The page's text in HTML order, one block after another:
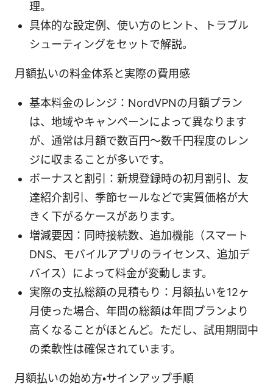
理。
具体的な設定例、使い方のヒント、トラブル
シューティングをセットで解説。
月額払いの料金体系と実際の費用感
基本料金のレンジ：NordVPNの月額プラン
は、地域やキャンペーンによって異なります
が、通常は月額で数百円〜数千円程度のレン
ジに収まることが多いです。
ボーナスと割引：新規登録時の初月割引、友
達紹介割引、季節セールなどで実質価格が大
きく下がるケースがあります。
増減要因：同時接続数、追加機能（スマート
DNS、モバイルアプリのライセンス、追加デ
バイス）によって料金が変動します。
実際の支払総額の見積もり：月額払いを12ヶ
月使った場合、年間の総額は年間プランより
高くなることがほとんど。ただし、試用期間中
の柔軟性は確保されています。
月額払いの始め方・サインアップ手順